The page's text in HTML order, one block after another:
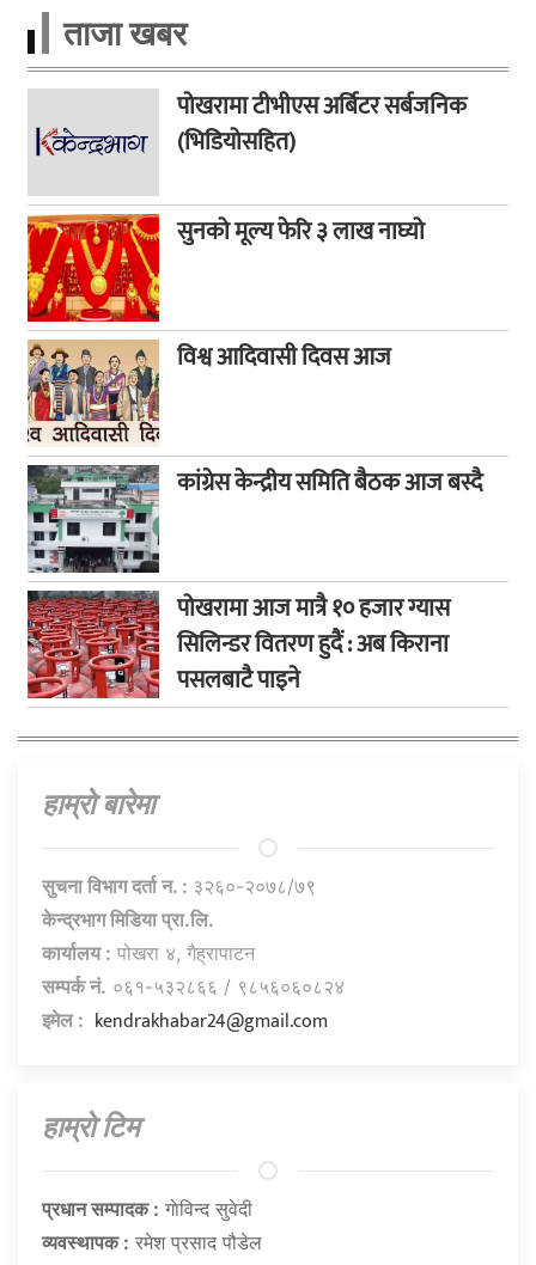
ताजा खबर
पोखरामा टीभीएस अर्बिटर सर्बजनिक
(भिडियोसहित)
सुनको मूल्य फेरि ३ लाख नाघ्यो
विश्व आदिवासी दिवस आज
कांग्रेस केन्द्रीय समिति बैठक आज बस्दै
पोखरामा आज मात्रै १० हजार ग्यास
सिलिन्डर वितरण हुदैं : अब किराना
पसलबाटै पाइने
हाम्राे बारेमा
सुचना विभाग दर्ता न. : ३२६०-२०७८/७९
केन्द्रभाग मिडिया प्रा.लि.
कार्यालय : पोखरा ४, गैह्रापाटन
सम्पर्क नं. ०६१-५३२८६६ / ९८५६०६०८२४
इमेल : kendrakhabar24@gmail.com
हाम्राे टिम
प्रधान सम्पादक : गाेविन्द सुवेदी
व्यवस्थापक : रमेश प्रसाद पौडेल